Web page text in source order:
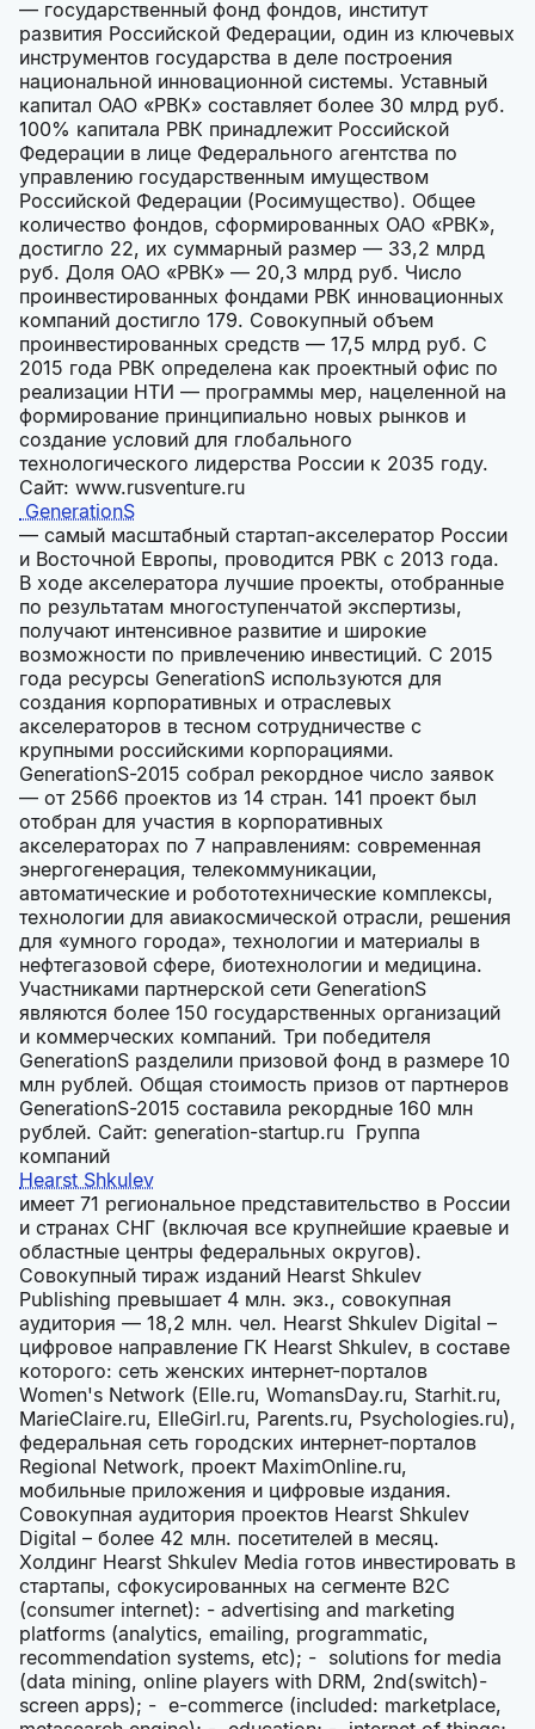
— государственный фонд фондов, институт
развития Российской Федерации, один из ключевых
инструментов государства в деле построения
национальной инновационной системы. Уставный
капитал ОАО «РВК» составляет более 30 млрд руб.
100% капитала РВК принадлежит Российской
Федерации в лице Федерального агентства по
управлению государственным имуществом
Российской Федерации (Росимущество). Общее
количество фондов, сформированных ОАО «РВК»,
достигло 22, их суммарный размер — 33,2 млрд
руб. Доля ОАО «РВК» — 20,3 млрд руб. Число
проинвестированных фондами РВК инновационных
компаний достигло 179. Совокупный объем
проинвестированных средств — 17,5 млрд руб. C
2015 года РВК определена как проектный офис по
реализации НТИ — программы мер, нацеленной на
формирование принципиально новых рынков и
создание условий для глобального
технологического лидерства России к 2035 году.
Сайт: www.rusventure.ru
GenerationS
— самый масштабный стартап-акселератор России
и Восточной Европы, проводится РВК с 2013 года.
В ходе акселератора лучшие проекты, отобранные
по результатам многоступенчатой экспертизы,
получают интенсивное развитие и широкие
возможности по привлечению инвестиций. С 2015
года ресурсы GenerationS используются для
создания корпоративных и отраслевых
акселераторов в тесном сотрудничестве с
крупными российскими корпорациями.
GenerationS-2015 собрал рекордное число заявок
— от 2566 проектов из 14 стран. 141 проект был
отобран для участия в корпоративных
акселераторах по 7 направлениям: современная
энергогенерация, телекоммуникации,
автоматические и робототехнические комплексы,
технологии для авиакосмической отрасли, решения
для «умного города», технологии и материалы в
нефтегазовой сфере, биотехнологии и медицина.
Участниками партнерской сети GenerationS
являются более 150 государственных организаций
и коммерческих компаний. Три победителя
GenerationS разделили призовой фонд в размере 10
млн рублей. Общая стоимость призов от партнеров
GenerationS-2015 составила рекордные 160 млн
рублей. Сайт: generation-startup.ru Группа
компаний
Hearst Shkulev
имеет 71 региональное представительство в России
и странах СНГ (включая все крупнейшие краевые и
областные центры федеральных округов).
Совокупный тираж изданий Hearst Shkulev
Publishing превышает 4 млн. экз., совокупная
аудитория — 18,2 млн. чел. Hearst Shkulev Digital –
цифровое направление ГК Hearst Shkulev, в составе
которого: сеть женских интернет-порталов
Women's Network (Elle.ru, WomansDay.ru, Starhit.ru,
MarieClaire.ru, ElleGirl.ru, Parents.ru, Psychologies.ru),
федеральная сеть городских интернет-порталов
Regional Network, проект MaximOnline.ru,
мобильные приложения и цифровые издания.
Совокупная аудитория проектов Hearst Shkulev
Digital – более 42 млн. посетителей в месяц.
Холдинг Hearst Shkulev Media готов инвестировать в
стартапы, сфокусированных на сегменте B2C
(consumer internet): - advertising and marketing
platforms (analytics, emailing, programmatic,
recommendation systems, etc); - solutions for media
(data mining, online players with DRM, 2nd(switch)-
screen apps); - e-commerce (included: marketplace,